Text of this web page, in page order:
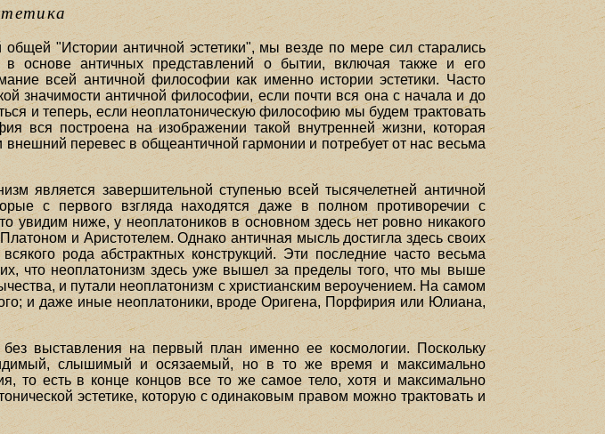
"Истории античной эстетики", мы везде по мере сил старались
основе античных представлений о бытии, включая также и его
всей античной философии как именно истории эстетики. Часто
значимости античной философии, если почти вся она с начала и до
и теперь, если неоплатоническую философию мы будем трактовать
вся построена на изображении такой внутренней жизни, которая
перевес в общеантичной гармонии и потребует от нас весьма
является завершительной ступенью всей тысячелетней античной
с первого взгляда находятся даже в полном противоречии с
увидим ниже, у неоплатоников в основном здесь нет ровно никакого
и Аристотелем. Однако античная мысль достигла здесь своих
рода абстрактных конструкций. Эти последние часто весьма
что неоплатонизм здесь уже вышел за пределы того, что мы выше
и путали неоплатонизм с христианским вероучением. На самом
и даже иные неоплатоники, вроде Оригена, Порфирия или Юлиана,
выставления на первый план именно ее космологии. Поскольку
слышимый и осязаемый, но в то же время и максимально
есть в конце концов все то же самое тело, хотя и максимально
эстетике, которую с одинаковым правом можно трактовать и